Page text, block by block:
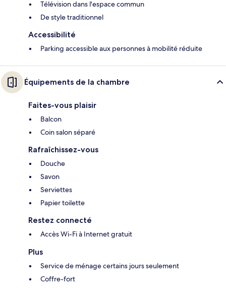
Télévision dans l'espace commun
De style traditionnel
Accessibilité
Parking accessible aux personnes à mobilité réduite
Équipements de la chambre
Faites-vous plaisir
Balcon
Coin salon séparé
Rafraîchissez-vous
Douche
Savon
Serviettes
Papier toilette
Restez connecté
Accès Wi-Fi à Internet gratuit
Plus
Service de ménage certains jours seulement
Coffre-fort